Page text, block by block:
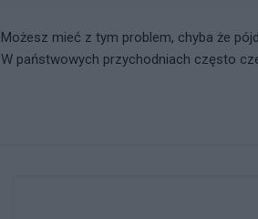
Możesz mieć z tym problem, chyba że
W państwowych przychodniach często